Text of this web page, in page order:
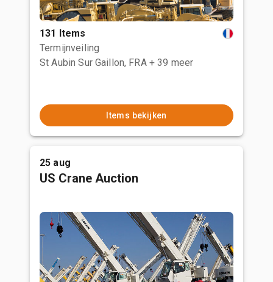
131 Items
Termijnveiling
St Aubin Sur Gaillon, FRA + 39 meer
Items bekijken
25 aug
US Crane Auction